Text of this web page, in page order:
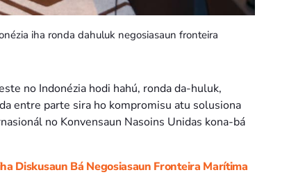
iha ronda dahuluk negosiasaun fronteira
no Indonézia hodi hahú, ronda da-huluk,
entre parte sira ho kompromisu atu solusiona
no Konvensaun Nasoins Unidas kona-bá
Diskusaun Bá Negosiasaun Fronteira Marítima